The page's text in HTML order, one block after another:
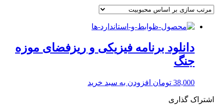
دانلود برنامه فیزیکی و ریزفضای موزه
جنگ
38,000 تومان افزودن به سبد خرید
اشتراک گذاری